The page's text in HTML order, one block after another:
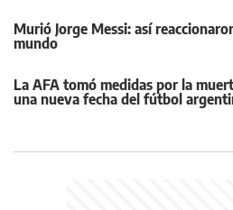
Murió Jorge Messi: así
mundo
La AFA tomó medidas por la
una nueva fecha del fútbol